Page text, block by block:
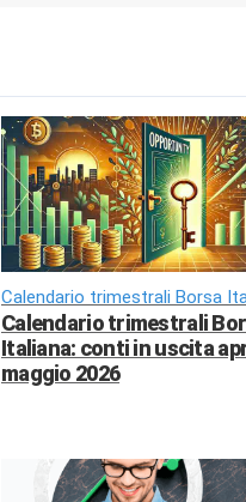
Calendario trimestrali Borsa
Calendario trimestrali
Italiana: conti in uscita
maggio 2026